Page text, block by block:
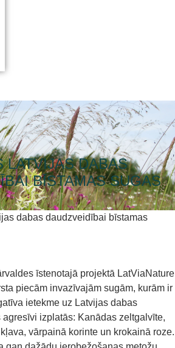
LATVIJAS DABAS
BĪSTAMAS SUGAS
dabas daudzveidībai bīstamas
īstenotajā projektā LatViaNature
piecām invazīvajām sugām, kurām ir
ietekme uz Latvijas dabas
izplatās: Kanādas zeltgalvīte,
vārpainā korinte un krokainā roze.